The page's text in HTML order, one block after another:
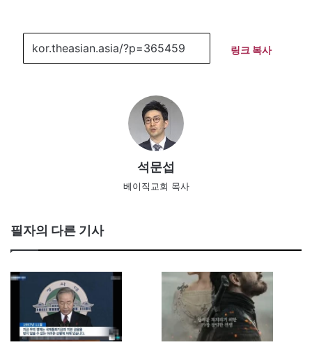
링크 복사
석문섭
베이직교회 목사
필자의 다른 기사